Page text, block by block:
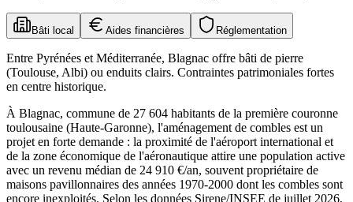
Bâti local Aides financières Réglementation
Entre Pyrénées et Méditerranée, Blagnac offre bâti de pierre
(Toulouse, Albi) ou enduits clairs. Contraintes patrimoniales fortes
en centre historique.
À Blagnac, commune de 27 604 habitants de la première couronne
toulousaine (Haute-Garonne), l'aménagement de combles est un
projet en forte demande : la proximité de l'aéroport international et
de la zone économique de l'aéronautique attire une population active
avec un revenu médian de 24 910 €/an, souvent propriétaire de
maisons pavillonnaires des années 1970-2000 dont les combles sont
encore inexploités. Selon les données Sirene/INSEE de juillet 2026,